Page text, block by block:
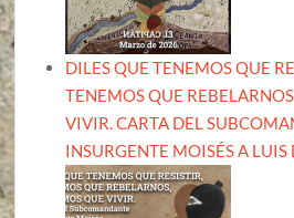
DILES QUE TENEMOS QUE
TENEMOS QUE
VIVIR. CARTA DEL
INSURGENTE MOISÉS A LUIS